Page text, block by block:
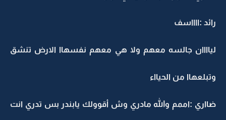
رائد :ااااسف
لياااان جالسه معهم ولا هي معهم نفسهاا الارض تنشق
وتبلعهاا من الحيااء
ضااري :اممم والله مادري وش أقوولك يابندر بس تدري انت